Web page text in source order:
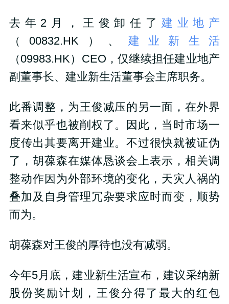
去年2月，王俊卸任了 建业地产
（00832.HK）、 建业新生活
（09983.HK）CEO，仅继续担任建业地产
副董事长、建业新生活董事会主席职务。
此番调整，为王俊减压的另一面，在外界
看来似乎也被削权了。因此，当时市场一
度传出其要离开建业。不过很快就被证伪
了，胡葆森在媒体恳谈会上表示，相关调
整动作因为外部环境的变化，天灾人祸的
叠加及自身管理冗杂要求应时而变，顺势
而为。
胡葆森对王俊的厚待也没有减弱。
今年5月底，建业新生活宣布，建议采纳新
股份奖励计划，王俊分得了最大的红包